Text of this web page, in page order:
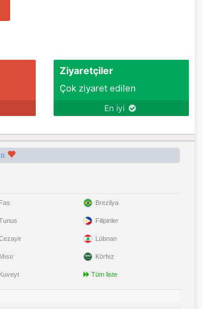
Ziyaretçiler
Çok ziyaret edilen
En iyi
Fas
Mısır
Kuveyt
Brezilya
Filipinler
Lübnan
Körfez
Tüm liste